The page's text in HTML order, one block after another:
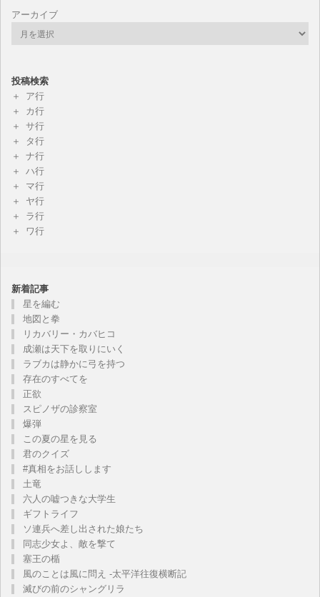
アーカイブ
投稿検索
ア行
カ行
サ行
タ行
ナ行
ハ行
マ行
ヤ行
ラ行
ワ行
新着記事
星を編む
地図と拳
リカバリー・カバヒコ
成瀬は天下を取りにいく
ラブカは静かに弓を持つ
存在のすべてを
正欲
スピノザの診察室
爆弾
この夏の星を見る
君のクイズ
#真相をお話しします
土竜
六人の嘘つきな大学生
ギフトライフ
ソ連兵へ差し出された娘たち
同志少女よ、敵を撃て
塞王の楯
風のことは風に問え -太平洋往復横断記
滅びの前のシャングリラ